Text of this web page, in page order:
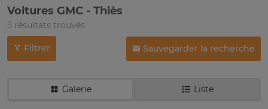
Voitures GMC - Thiès
3 résultats trouvés
Filtrer Sauvegarder la recherche
Galerie Liste